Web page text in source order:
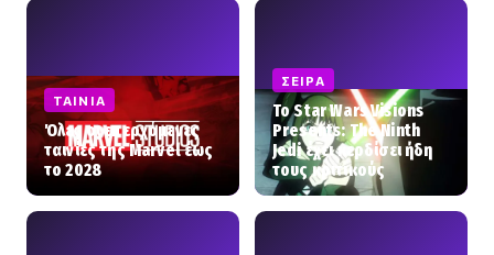
ΤΑΙΝΊΑ
Όλες οι επερχόμενες
ταινίες της Marvel έως
το 2028
ΣΕΙΡΆ
Το Star Wars Visions
Presents: The Ninth
Jedi έχει κερδίσει ήδη
τους κριτικούς